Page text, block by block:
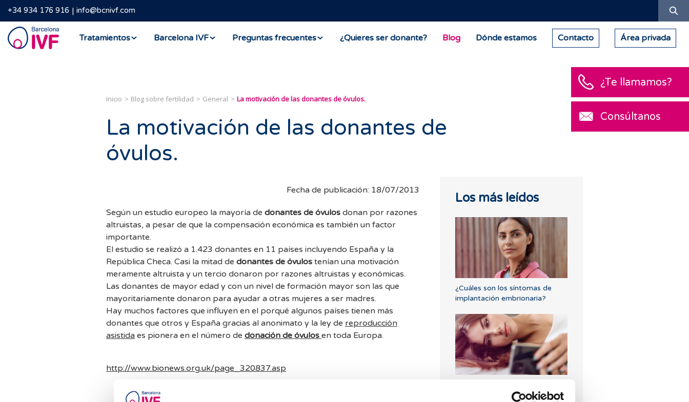
+34 934 176 916 info@bcnivf.com
Barcelona
IVF
Tratamientos Barcelona IVF Preguntas frecuentes ¿Quieres ser donante? Blog Dónde estamos Contacto Área privada
Inicio Blog sobre fertilidad General La motivación de las donantes de óvulos.
La motivación de las donantes de
óvulos.
Fecha de publicación: 18/07/2013
Según un estudio europeo la mayoría de donantes de óvulos donan por razones
altruistas, a pesar de que la compensación económica es también un factor
importante.
El estudio se realizó a 1.423 donantes en 11 países incluyendo España y la
República Checa. Casi la mitad de donantes de óvulos tenían una motivación
meramente altruista y un tercio donaron por razones altruistas y económicas.
Las donantes de mayor edad y con un nivel de formación mayor son las que
mayoritariamente donaron para ayudar a otras mujeres a ser madres.
Hay muchos factores que influyen en el porqué algunos países tienen más
donantes que otros y España gracias al anonimato y la ley de reproducción
asistida es pionera en el número de donación de óvulos en toda Europa.
http://www.bionews.org.uk/page_320837.asp
Los más leídos
¿Cuáles son los síntomas de
implantación embrionaria?
he tenido o tengo quistes en los
¿Te llamamos?
Consúltanos